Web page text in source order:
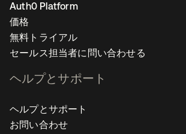
Auth0 Platform
価格
無料トライアル
セールス担当者に問い合わせる
ヘルプとサポート
ヘルプとサポート
お問い合わせ